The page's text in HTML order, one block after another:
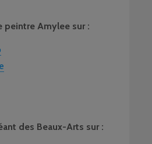
peintre Amylee sur :
des Beaux-Arts sur :